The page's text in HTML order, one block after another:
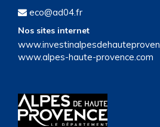
eco@ad04.fr
Nos sites internet
www.alpes-haute-provence.com